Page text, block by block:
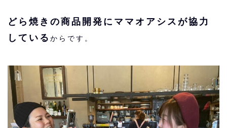
どら焼きの商品開発にママオアシスが協力
している からです。